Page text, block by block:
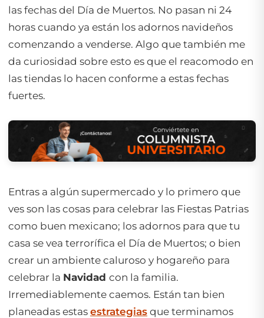
las fechas del Día de Muertos. No pasan ni 24
horas cuando ya están los adornos navideños
comenzando a venderse. Algo que también me
da curiosidad sobre esto es que el reacomodo en
las tiendas lo hacen conforme a estas fechas
fuertes.
Entras a algún supermercado y lo primero que
ves son las cosas para celebrar las Fiestas Patrias
como buen mexicano; los adornos para que tu
casa se vea terrorífica el Día de Muertos; o bien
crear un ambiente caluroso y hogareño para
celebrar la Navidad con la familia.
Irremediablemente caemos. Están tan bien
planeadas estas estrategias que terminamos